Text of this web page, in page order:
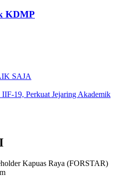
KDMP
SAJA
19, Perkuat Jejaring Akademik
Kapuas Raya (FORSTAR)